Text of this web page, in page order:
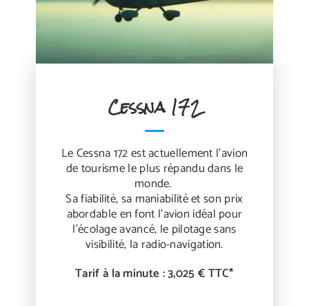
Cessna 172
Le Cessna 172 est actuellement l’avion
de tourisme le plus répandu dans le
monde.
Sa fiabilité, sa maniabilité et son prix
abordable en font l’avion idéal pour
l’écolage avancé, le pilotage sans
visibilité, la radio-navigation.
Tarif à la minute : 3,025 € TTC*